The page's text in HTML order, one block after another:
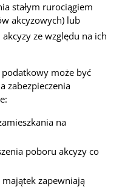
stałym rurociągiem
akcyzowych) lub
ze względu na ich
może być
zabezpieczenia
na
poboru akcyzy co
zapewniają